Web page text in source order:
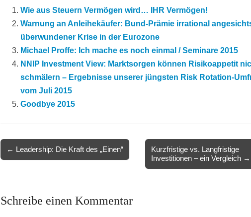
Wie aus Steuern Vermögen wird… IHR Vermögen!
Warnung an Anleihekäufer: Bund-Prämie irrational
überwundener Krise in der Eurozone
Michael Proffe: Ich mache es noch einmal / Seminare 2015
NNIP Investment View: Marktsorgen können Risikoappetit
schmälern – Ergebnisse unserer jüngsten Risk Rotation-
vom Juli 2015
Goodbye 2015
navigation
← Leadership: Die Kraft des „Einen“
Kurzfristige vs. Langfristige
Investitionen – ein Vergleich →
Schreibe einen Kommentar